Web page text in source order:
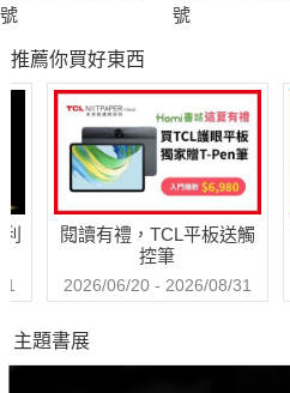
號
號
推薦你買好東西
閱讀有禮，TCL平板送觸
控筆
2026/06/20 - 2026/08/31
主題書展